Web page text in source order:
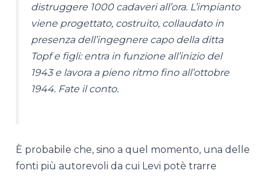
distruggere 1000 cadaveri all’ora. L’impianto
viene progettato, costruito, collaudato in
presenza dell’ingegnere capo della ditta
Topf e figli: entra in funzione all’inizio del
1943 e lavora a pieno ritmo fino all’ottobre
1944. Fate il conto.
È probabile che, sino a quel momento, una delle
fonti più autorevoli da cui Levi potè trarre